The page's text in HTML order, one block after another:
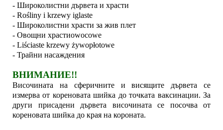
- Широколистни дървета и храсти
- Rośliny i krzewy iglaste
- Широколистни храсти за жив плет
- Овощни храстиowocowe
- Liściaste krzewy żywopłotowe
- Трайни насаждения
ВНИМАНИЕ!!
Височината на сферичните и висящите дървета се
измерва от кореновата шийка до точката ваксинации. За
други присадени дървета височината се посочва от
кореновата шийка до края на короната.